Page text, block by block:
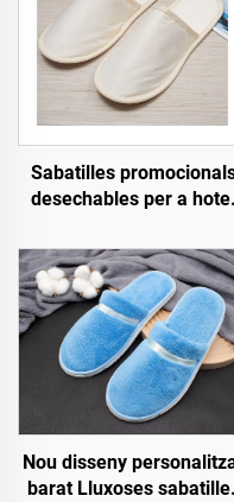
Sabatilles
desechables per a hotel
por major, sabatilles
d'hotel per a
de companyies aèries
Nou disseny
barat Lluxoses